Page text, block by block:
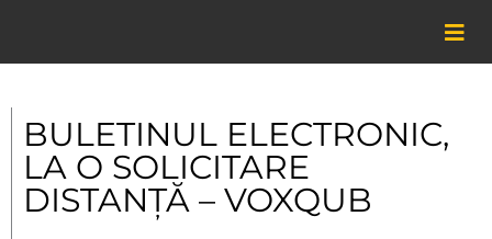
content
BULETINUL ELECTRONIC,
LA O SOLICITARE
DISTANȚĂ – VOXQUB